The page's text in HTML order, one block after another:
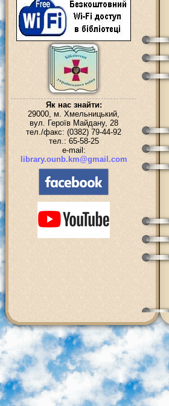
Як нас знайти:
29000, м. Хмельницький,
вул. Героїв Майдану, 28
тел./факс: (0382) 79-44-92
тел.: 65-58-25
e-mail:
library.ounb.km@gmail.com